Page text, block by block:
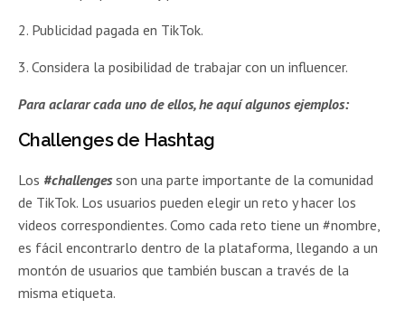
2. Publicidad pagada en TikTok.
3. Considera la posibilidad de trabajar con un influencer.
Para aclarar cada uno de ellos, he aquí algunos ejemplos:
Challenges de Hashtag
Los #challengesson una parte importante de la comunidad
de TikTok. Los usuarios pueden elegir un reto y hacer los
videos correspondientes. Como cada reto tiene un #nombre,
es fácil encontrarlo dentro de la plataforma, llegando a un
montón de usuarios que también buscan a través de la
misma etiqueta.